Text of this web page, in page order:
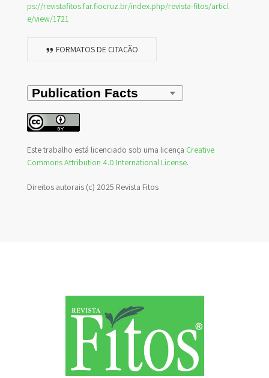
ps://revistafitos.far.fiocruz.br/index.php/revista-fitos/articl
e/view/1721
FORMATOS DE CITAÇÃO
Este trabalho está licenciado sob uma licença Creative
Commons Attribution 4.0 International License.
Direitos autorais (c) 2025 Revista Fitos